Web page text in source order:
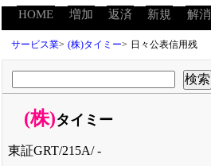
HOME 増加 返済 新規 解消
サービス業> (株)タイミー> 日々公表信用残
(株)タイミー
東証GRT/215A/ -